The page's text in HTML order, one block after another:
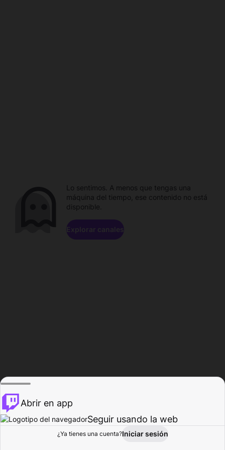
Explorar Actividad
Lo sentimos. A menos que tengas una
máquina del tiempo, ese contenido no está
disponible.
Explorar canales
Abrir en app
Seguir usando la web
¿Ya tienes una cuenta?Iniciar sesión